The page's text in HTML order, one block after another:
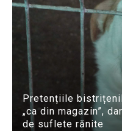
Pretențiile
„ca din magazin”,
de suflete rănite